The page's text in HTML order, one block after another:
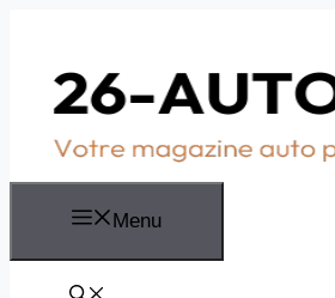
Menu